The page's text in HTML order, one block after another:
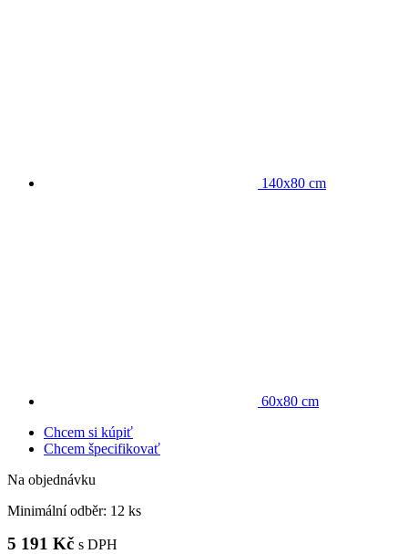
140x80 cm
60x80 cm
Chcem si kúpiť
Chcem špecifikovať
Na objednávku
Minimální odběr: 12 ks
5 191 Kč s DPH